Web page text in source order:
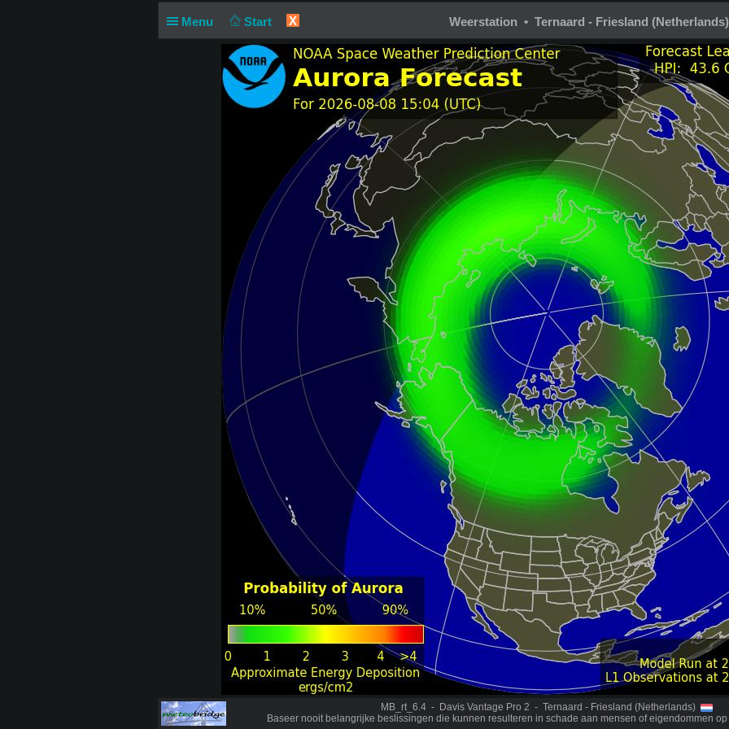
Menu Start X Weerstation • Ternaard - Friesland (Netherlands)
MB_rt_6.4 - Davis Vantage Pro 2 - Ternaard - Friesland (Netherlands)
Baseer nooit belangrijke beslissingen die kunnen resulteren in schade aan mensen of eigendommen